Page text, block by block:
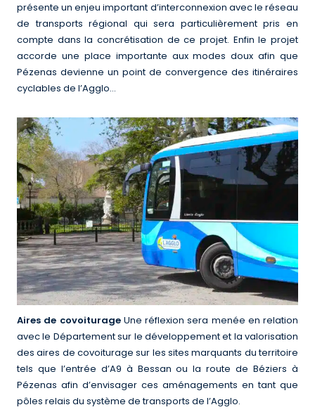
présente un enjeu important d’interconnexion avec le réseau
de transports régional qui sera particulièrement pris en
compte dans la concrétisation de ce projet. Enfin le projet
accorde une place importante aux modes doux afin que
Pézenas devienne un point de convergence des itinéraires
cyclables de l’Agglo…
Aires de covoiturageUne réflexion sera menée en relation
avec le Département sur le développement et la valorisation
des aires de covoiturage sur les sites marquants du territoire
tels que l’entrée d’A9 à Bessan ou la route de Béziers à
Pézenas afin d’envisager ces aménagements en tant que
pôles relais du système de transports de l’Agglo.